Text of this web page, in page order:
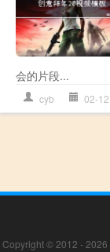
会的片段...
cyb 02-12
Copyright © 2012 - 2026